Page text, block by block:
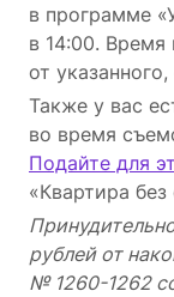
в программе
в 14:00.
от
Также у вас
во время
Подайте для
«Квартира
рублей от
№ 1260-1262